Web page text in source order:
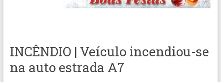
INCÊNDIO | Veículo incendiou-se
na auto estrada A7